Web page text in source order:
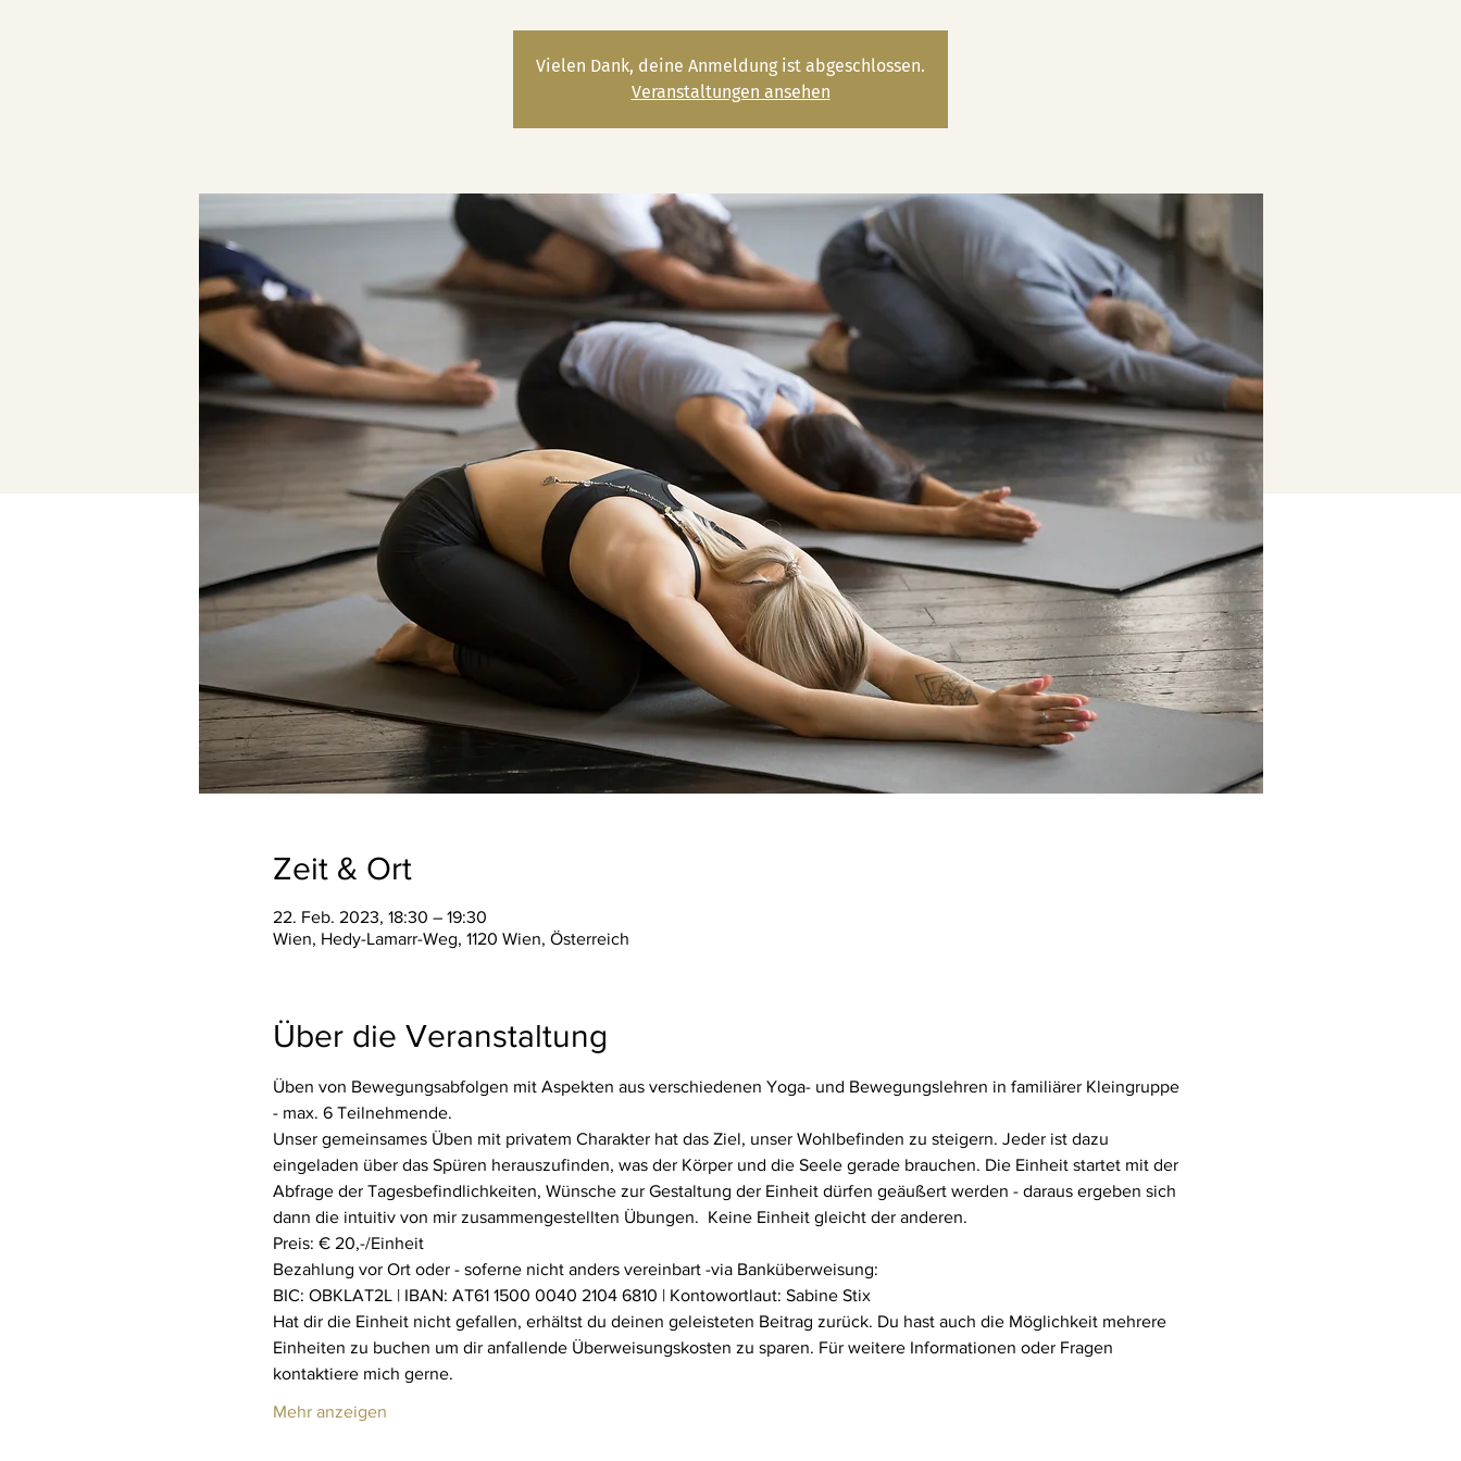
Vielen Dank, deine Anmeldung ist abgeschlossen.
Veranstaltungen ansehen
Zeit & Ort
22. Feb. 2023, 18:30 – 19:30
Wien, Hedy-Lamarr-Weg, 1120 Wien, Österreich
Über die Veranstaltung
Üben von Bewegungsabfolgen mit Aspekten aus verschiedenen Yoga- und Bewegungslehren in familiärer Kleingruppe
- max. 6 Teilnehmende.
Unser gemeinsames Üben mit privatem Charakter hat das Ziel, unser Wohlbefinden zu steigern. Jeder ist dazu
eingeladen über das Spüren herauszufinden, was der Körper und die Seele gerade brauchen. Die Einheit startet mit der
Abfrage der Tagesbefindlichkeiten, Wünsche zur Gestaltung der Einheit dürfen geäußert werden - daraus ergeben sich
dann die intuitiv von mir zusammengestellten Übungen.  Keine Einheit gleicht der anderen.
Preis: € 20,-/Einheit
Bezahlung vor Ort oder - soferne nicht anders vereinbart -via Banküberweisung:
BIC: OBKLAT2L | IBAN: AT61 1500 0040 2104 6810 | Kontowortlaut: Sabine Stix
Hat dir die Einheit nicht gefallen, erhältst du deinen geleisteten Beitrag zurück. Du hast auch die Möglichkeit mehrere
Einheiten zu buchen um dir anfallende Überweisungskosten zu sparen. Für weitere Informationen oder Fragen
kontaktiere mich gerne.
Mehr anzeigen